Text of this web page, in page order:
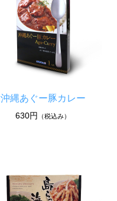
沖縄あぐー豚カレー
630円 （税込み）